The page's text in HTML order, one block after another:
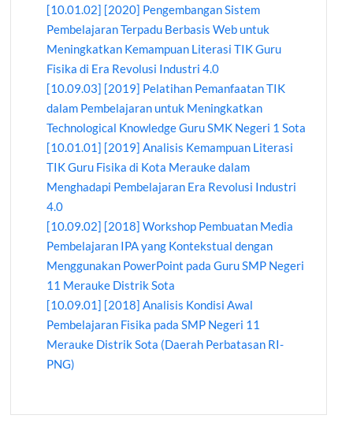
[10.01.02] [2020] Pengembangan Sistem
Pembelajaran Terpadu Berbasis Web untuk
Meningkatkan Kemampuan Literasi TIK Guru
Fisika di Era Revolusi Industri 4.0
[10.09.03] [2019] Pelatihan Pemanfaatan TIK
dalam Pembelajaran untuk Meningkatkan
Technological Knowledge Guru SMK Negeri 1 Sota
[10.01.01] [2019] Analisis Kemampuan Literasi
TIK Guru Fisika di Kota Merauke dalam
Menghadapi Pembelajaran Era Revolusi Industri
4.0
[10.09.02] [2018] Workshop Pembuatan Media
Pembelajaran IPA yang Kontekstual dengan
Menggunakan PowerPoint pada Guru SMP Negeri
11 Merauke Distrik Sota
[10.09.01] [2018] Analisis Kondisi Awal
Pembelajaran Fisika pada SMP Negeri 11
Merauke Distrik Sota (Daerah Perbatasan RI-
PNG)